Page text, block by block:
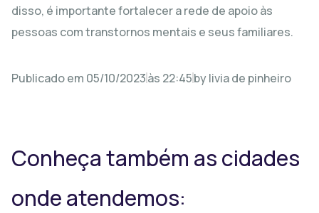
disso, é importante fortalecer a rede de apoio às
pessoas com transtornos mentais e seus familiares.
Publicado em 05/10/2023às 22:45bylivia de pinheiro
Conheça também as cidades
onde atendemos: